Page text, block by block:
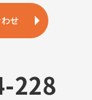
せ
228